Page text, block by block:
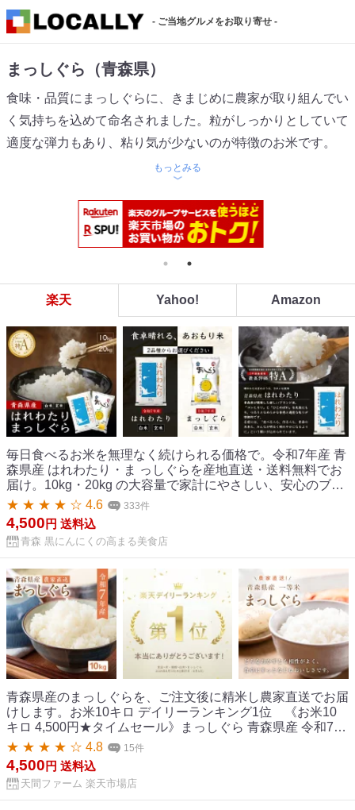
- ご当地グルメをお取り寄せ -
まっしぐら（青森県）
食味・品質にまっしぐらに、きまじめに農家が取り組んでい
く気持ちを込めて命名されました。粒がしっかりとしていて
適度な弾力もあり、粘り気が少ないのが特徴のお米です。
もっとみる
楽天 Yahoo! Amazon
毎日食べるお米を無理なく続けられる価格で。令和7年産 青
森県産 はれわたり・ま っしぐらを産地直送・送料無料でお
届け。10kg・20kg の大容量で家計にやさしい、安心のブラ
ンド米です。 ＼数量限定SALE★10kg4,500円!!／ 米 令和7
年産 はれわたり まっしぐら 10kg 20kg お米 白米 精米 玄米
青森県産 送料無料 10キロ 20キロ ブランド米 国産 産地直送
産地精米
★ ★ ★ ★ ☆ 4.6 333件
4,500 円 送料込
青森 黒にんにくの高まる美食店
青森県産のまっしぐらを、ご注文後に精米し農家直送でお届
けします。お米10キロ デイリーランキング1位 《お米10
キロ 4,500円★タイムセール》まっしぐら 青森県産 令和7年
産 10kg 白米 精米 送料無料 国産 農家直送 一等米 お中元
★ ★ ★ ★ ☆ 4.8 15件
4,500 円 送料込
天間ファーム 楽天市場店